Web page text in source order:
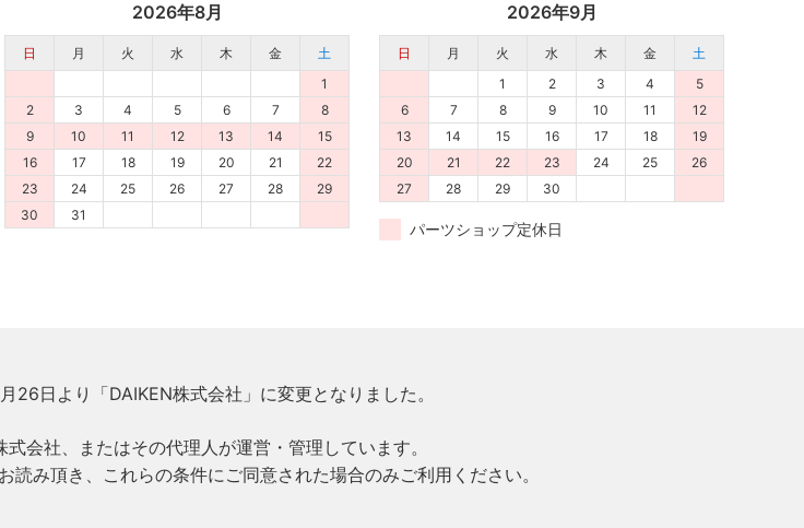
2026年8月
日 月 火 水 木 金
土
1
2
3 4 5 6 7
8
9
10 11 12 13 14
15
16
17 18 19 20 21
22
23
24 25 26 27 28
29
30
31
2026年9月
日 月 火 水 木 金
土
1
2 3 4
5
6
7 8 9 10 11
12
13
14 15 16 17 18
19
20
21 22 23 24 25
26
27
28 29 30
パーツショップ定休日
26日より「DAIKEN株式会社」に変更となりました。
会社、またはその代理人が運営・管理しています。
読み頂き、これらの条件にご同意された場合のみご利用ください。